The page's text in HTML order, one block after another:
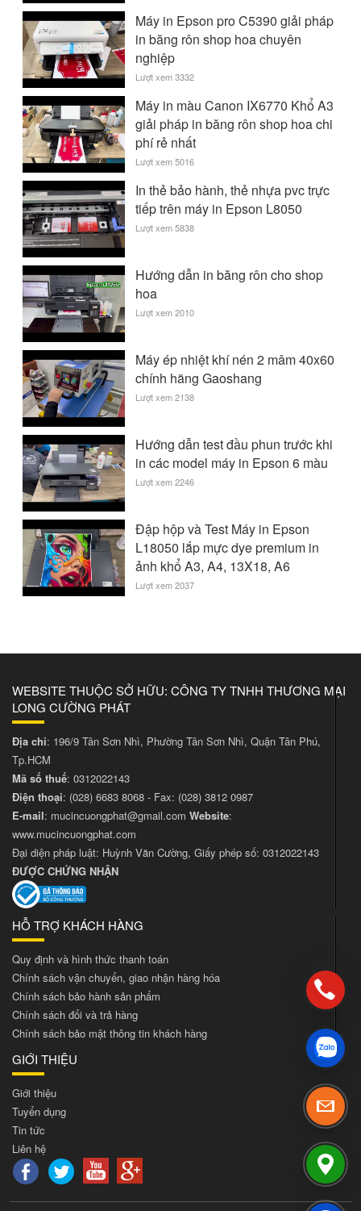
Máy in Epson pro C5390 giải pháp
in băng rôn shop hoa chuyên
nghiệp
Lượt xem 3332
Máy in màu Canon IX6770 Khổ A3
giải pháp in băng rôn shop hoa chi
phí rẻ nhất
Lượt xem 5016
In thẻ bảo hành, thẻ nhựa pvc trực
tiếp trên máy in Epson L8050
Lượt xem 5838
Hướng dẫn in băng rôn cho shop
hoa
Lượt xem 2010
Máy ép nhiệt khí nén 2 mâm 40x60
chính hãng Gaoshang
Lượt xem 2138
Hướng dẫn test đầu phun trước khi
in các model máy in Epson 6 màu
Lượt xem 2246
Đập hộp và Test Máy in Epson
L18050 lắp mực dye premium in
ảnh khổ A3, A4, 13X18, A6
Lượt xem 2037
WEBSITE THUỘC SỞ HỮU: CÔNG TY TNHH THƯƠNG MẠI
LONG CƯỜNG PHÁT
Địa chỉ: 196/9 Tân Sơn Nhì, Phường Tân Sơn Nhì, Quận Tân Phú,
Tp.HCM
Mã số thuế: 0312022143
Điện thoại: (028) 6683 8068 - Fax: (028) 3812 0987
E-mail: mucincuongphat@gmail.com Website:
www.mucincuongphat.com
Đại diện pháp luật: Huỳnh Văn Cường, Giấy phép số: 0312022143
ĐƯỢC CHỨNG NHẬN
HỖ TRỢ KHÁCH HÀNG
Quy định và hình thức thanh toán
Chính sách vận chuyển, giao nhận hàng hóa
Chính sách bảo hành sản phẩm
Chính sách đổi và trả hàng
Chính sách bảo mật thông tin khách hàng
GIỚI THIỆU
Giới thiệu
Tuyển dụng
Tin tức
Liên hệ